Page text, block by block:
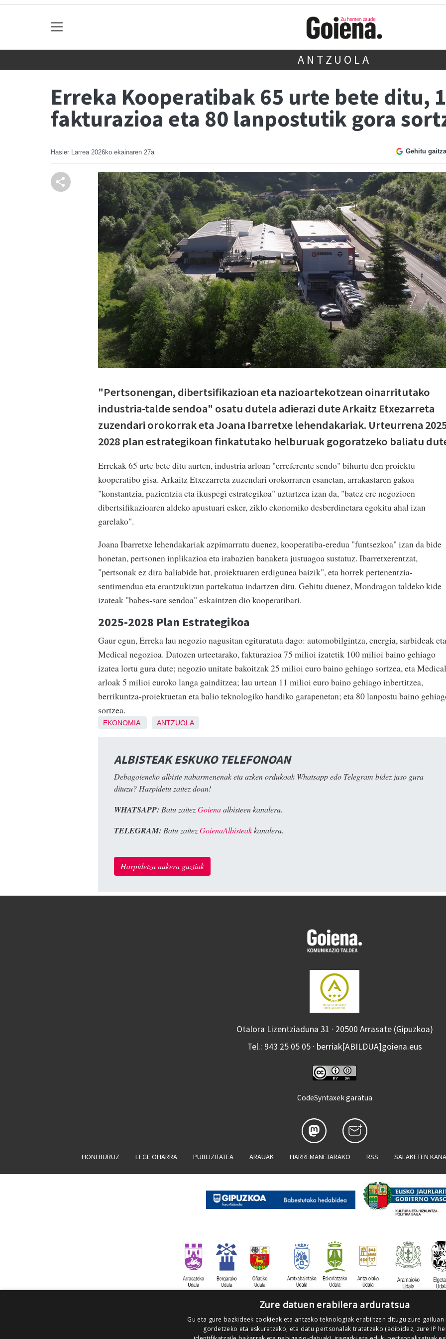
ANTZUOLA
Erreka Kooperatibak 65 urte bete ditu,
fakturazioa eta 80 lanpostutik gora
Hasier Larrea 2026ko ekainaren 27a Gehitu
"Pertsonengan, dibertsifikazioan eta nazioartekotzean oinarritutako
industria-talde sendoa" osatu dutela adierazi duteArkaitz Etxezarreta
zuzendari orokorrak eta Joana Ibarretxe lehendakariak. Urteurrena
2028 plan estrategikoan finkatutako helburuak gogoratzeko baliatu
Errekak 65 urte bete ditu aurten, industria arloan "erreferente sendo" bihurtu den proiektu
kooperatibo gisa. Arkaitz Etxezarreta zuzendari orokorraren esanetan, arrakastaren gakoa
"konstantzia, pazientzia eta ikuspegi estrategikoa" uztartzea izan da, "batez ere negozioen
dibertsifikazioaren aldeko apustuari esker, ziklo ekonomiko desberdinetara egokitu ahal izan
garelako".
Joana Ibarretxe lehendakariak azpimarratu duenez, kooperatiba-eredua "funtsezkoa" izan da bide
honetan, pertsonen inplikazioa eta irabazien banaketa justuagoa sustatuz. Ibarretxerentzat,
"pertsonak ez dira baliabide bat, proiektuaren erdigunea baizik", eta horrek pertenentzia-
sentimendua eta erantzukizun partekatua indartzen ditu. Gehitu duenez, Mondragon taldeko kide
izateak "babes-sare sendoa" eskaintzen dio kooperatibari.
2025-2028 Plan Estrategikoa
Gaur egun, Erreka lau negozio nagusitan egituratuta dago: automobilgintza, energia, sarbideak eta
Medical negozioa. Datozen urteetarako, fakturazioa 75 milioi izatetik 100 milioi baino gehiago
izatea lortu gura dute; negozio unitate bakoitzak 25 milioi euro baino gehiago sortzea, eta Medical
arloak 5 milioi euroko langa gainditzea; lau urtean 11 milioi euro baino gehiago inbertitzea,
berrikuntza-proiektuetan eta balio teknologiko handiko garapenetan; eta 80 lanpostu baino
sortzea.
EKONOMIA ANTZUOLA
ALBISTEAK ESKUKO TELEFONOAN
Debagoieneko albiste nabarmenenak eta azken ordukoak Whatsapp edo Telegram bidez jaso gura
dituzu? Harpidetu zaitez doan!
WHATSAPP: Batu zaitezGoienaalbisteen kanalera.
TELEGRAM: Batu zaitezGoienaAlbisteakkanalera.
Harpidetza aukera guztiak
Otalora Lizentziaduna 31 · 20500 Arrasate (Gipuzkoa)
Tel.: 943 25 05 05 · berriak[ABILDUA]goiena.eus
CodeSyntaxek garatua
HONI BURUZ LEGE OHARRA PUBLIZITATEA ARAUAK HARREMANETARAKO RSS SALAKETEN
Zure datuen erabilera arduratsua
Gu eta gure bazkideek cookieak eta antzeko teknologiak erabiltzen ditugu zure
gordetzeko eta eskuratzeko, eta datu pertsonalak tratatzeko (adibidez, zure IP